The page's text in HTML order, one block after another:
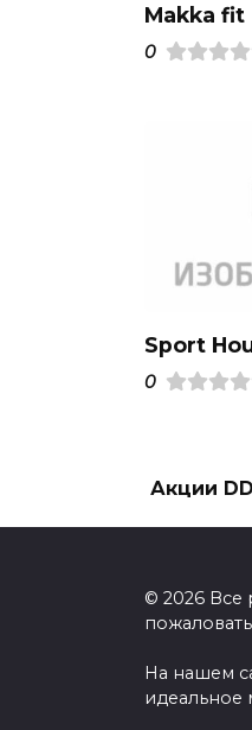
Makka fit
0
Sport
0
Акции
© 2026 Все
На нашем
идеальное